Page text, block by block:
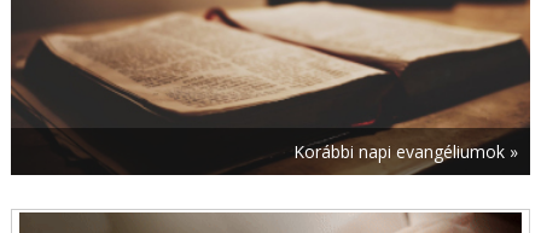
augusztus 7. | 20:10
Vasmiséjét ünnepelte Csóka Gáspár bencés
szerzetes a pannonhalmi bazilikában
augusztus 7. | 19:29
Minden szenvedés az édesanyához kiált – A
dunai svábok 65. fogadalmi zarándoklata
Korábbi napi evangéliumok »